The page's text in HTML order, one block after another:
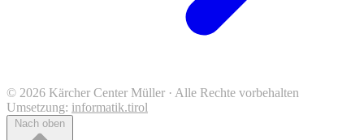
© 2026 Kärcher Center Müller · Alle Rechte vorbehalten
Umsetzung: informatik.tirol
Nach oben